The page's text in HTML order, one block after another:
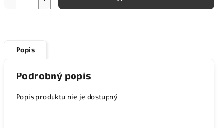
Popis
Podrobný popis
Popis produktu nie je dostupný